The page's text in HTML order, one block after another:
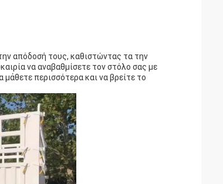
απόδοσή τους, καθιστώντας τα την
να αναβαθμίσετε τον στόλο σας με
μάθετε περισσότερα και να βρείτε το